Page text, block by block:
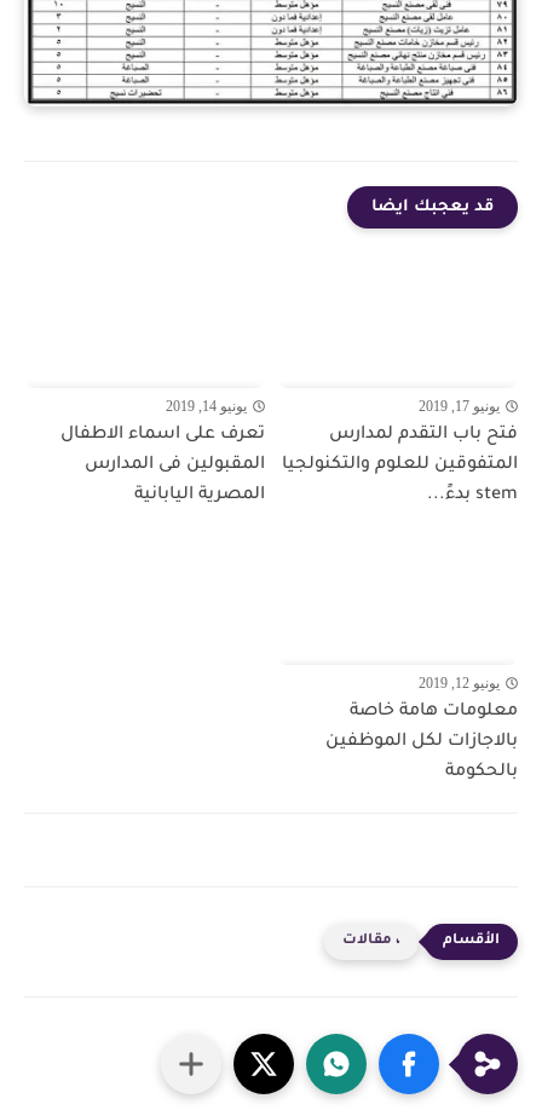
قد يعجبك ايضا
يونيو 17, 2019
فتح باب التقدم لمدارس
المتفوقين للعلوم والتكنولجيا
stem بدءً...
يونيو 14, 2019
تعرف على اسماء الاطفال
المقبولين فى المدارس
المصرية اليابانية
يونيو 12, 2019
معلومات هامة خاصة
بالاجازات لكل الموظفين
بالحكومة
، مقالات